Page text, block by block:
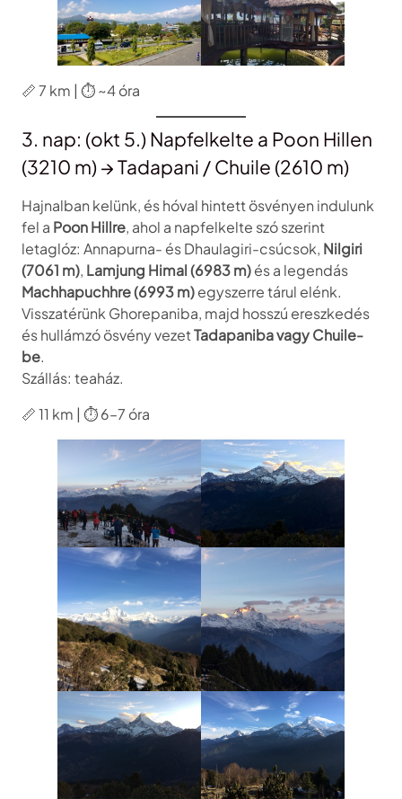
📏 7 km | ⏱️ ~4 óra
3. nap: (okt 5.) Napfelkelte a Poon Hillen
(3210 m) → Tadapani / Chuile (2610 m)
Hajnalban kelünk, és hóval hintett ösvényen indulunk
fel a Poon Hillre, ahol a napfelkelte szó szerint
letaglóz: Annapurna- és Dhaulagiri-csúcsok, Nilgiri
(7061 m), Lamjung Himal (6983 m)és a legendás
Machhapuchhre (6993 m)egyszerre tárul elénk.
Visszatérünk Ghorepaniba, majd hosszú ereszkedés
és hullámzó ösvény vezetTadapaniba vagy Chuile-
be.
Szállás: teaház.
📏 11 km | ⏱️ 6–7 óra